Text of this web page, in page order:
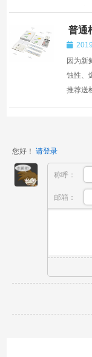
就能获
普通
因为新
蚀性、
推荐送
您好！ 请登录
称呼：
邮箱：